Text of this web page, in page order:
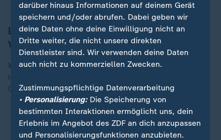
Landesweites Ergebnis in Mecklenburg-
Vorpommern
Wie die Bundestagswahl in Mecklenburg-Vorpommern
insgesamt ausgegangen ist, sehen Sie in folgender
Grafik.
Landesweites Ergebnis in Mecklenburg-
ZDFheute Infografik
darüber hinaus Informationen auf deinem Gerät
speichern und/oder abrufen. Dabei geben wir
deine Daten ohne deine Einwilligung nicht an
Dritte weiter, die nicht unsere direkten
Dienstleister sind. Wir verwenden deine Daten
auch nicht zu kommerziellen Zwecken.
Zustimmungspflichtige Datenverarbeitung
• Personalisierung:Die Speicherung von
bestimmten Interaktionen ermöglicht uns, dein
Erlebnis im Angebot des ZDF an dich anzupassen
und Personalisierungsfunktionen anzubieten.